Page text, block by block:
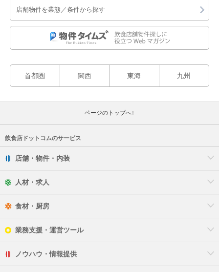
店舗物件を業態／条件から探す
首都圏 関西 東海 九州
ページのトップへ↑
飲食店ドットコムのサービス
店舗・物件・内装
人材・求人
食材・厨房
業務支援・運営ツール
ノウハウ・情報提供